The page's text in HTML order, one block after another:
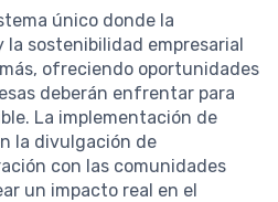
único donde la
sostenibilidad empresarial
ofreciendo oportunidades
deberán enfrentar para
La implementación de
la divulgación de
con las comunidades
un impacto real en el